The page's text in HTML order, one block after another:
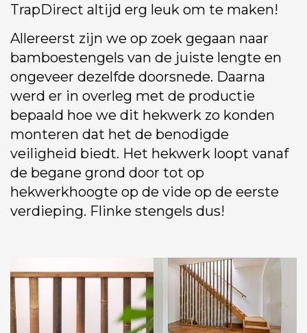
TrapDirect altijd erg leuk om te maken!
Allereerst zijn we op zoek gegaan naar
bamboestengels van de juiste lengte en
ongeveer dezelfde doorsnede. Daarna
werd er in overleg met de productie
bepaald hoe we dit hekwerk zo konden
monteren dat het de benodigde
veiligheid biedt. Het hekwerk loopt vanaf
de begane grond door tot op
hekwerkhoogte op de vide op de eerste
verdieping. Flinke stengels dus!